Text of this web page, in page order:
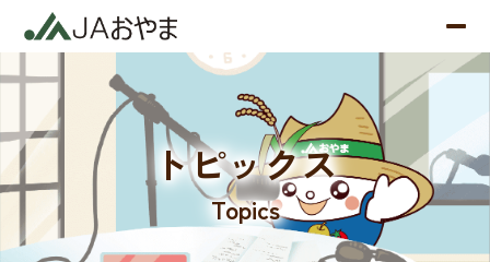
トピックス
Topics